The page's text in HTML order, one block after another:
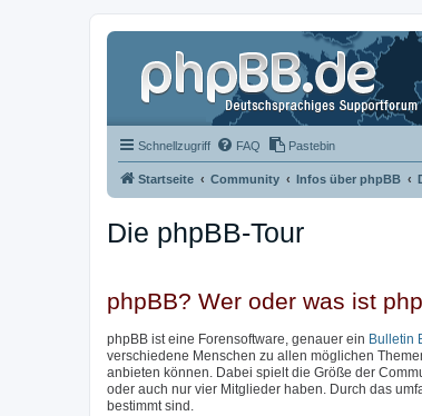
Schnellzugriff FAQ Pastebin
Startseite Community Infos über phpBB
Die phpBB-Tour
phpBB? Wer oder was ist
phpBB ist eine Forensoftware, genauer ein Bulletin
verschiedene Menschen zu allen möglichen
anbieten können. Dabei spielt die Größe der
oder auch nur vier Mitglieder haben. Durch das
bestimmt sind.